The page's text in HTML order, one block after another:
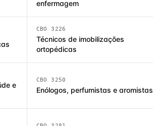
enfermagem
CBO 3226
Técnicos de imobilizações
ortopédicas
e
CBO 3250
Enólogos, perfumistas e aromistas